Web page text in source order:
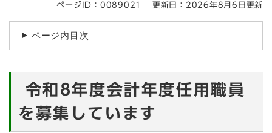
ページID：0089021 更新日：2026年8月6日更新
ページ内目次
令和8年度会計年度任用職員
を募集しています